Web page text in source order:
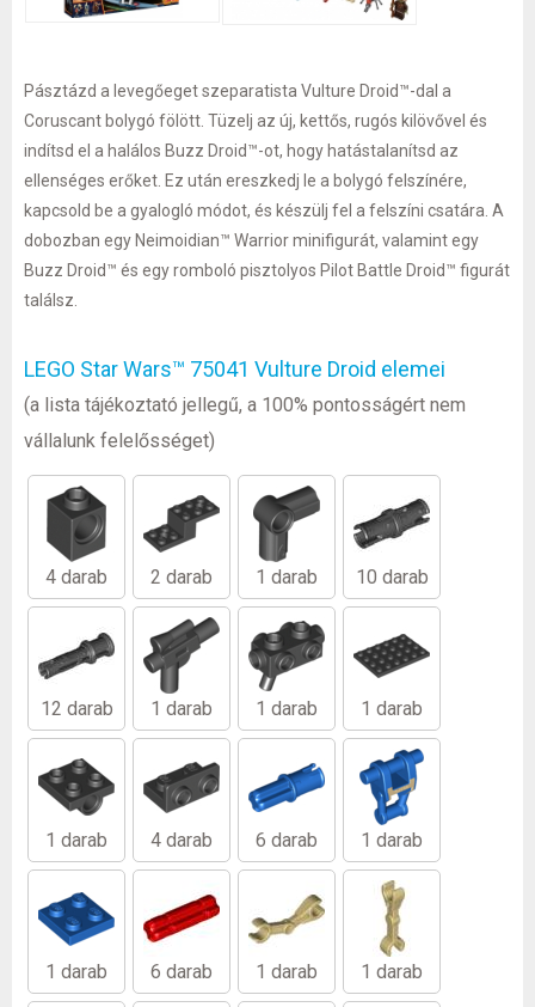
Pásztázd a levegőeget szeparatista Vulture Droid™-dal a
Coruscant bolygó fölött. Tüzelj az új, kettős, rugós kilövővel és
indítsd el a halálos Buzz Droid™-ot, hogy hatástalanítsd az
ellenséges erőket. Ez után ereszkedj le a bolygó felszínére,
kapcsold be a gyalogló módot, és készülj fel a felszíni csatára. A
dobozban egy Neimoidian™ Warrior minifigurát, valamint egy
Buzz Droid™ és egy romboló pisztolyos Pilot Battle Droid™ figurát
találsz.
LEGO Star Wars™ 75041 Vulture Droid elemei
(a lista tájékoztató jellegű, a 100% pontosságért nem
vállalunk felelősséget)
4 darab 2 darab 1 darab 10 darab
12 darab 1 darab 1 darab 1 darab
1 darab 4 darab 6 darab 1 darab
1 darab 6 darab 1 darab 1 darab